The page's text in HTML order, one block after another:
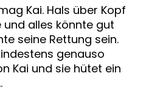
Kai. Hals über Kopf
alles könnte gut
seine Rettung sein.
genauso
Kai und sie hütet ein